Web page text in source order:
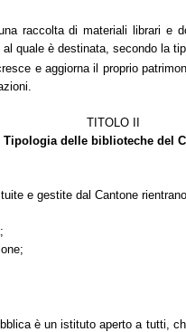
raccolta di materiali librari e
quale è destinata, secondo la
e aggiorna il proprio
TITOLO II
Tipologia delle biblioteche del
e gestite dal Cantone
è un istituto aperto a tutti,